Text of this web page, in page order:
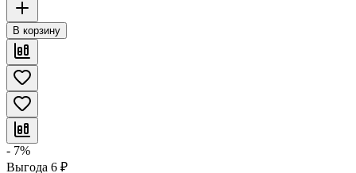
В корзину
- 7%
Выгода 6 ₽